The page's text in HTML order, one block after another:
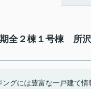
全２棟１号棟 所
グには豊富な一戸建て情